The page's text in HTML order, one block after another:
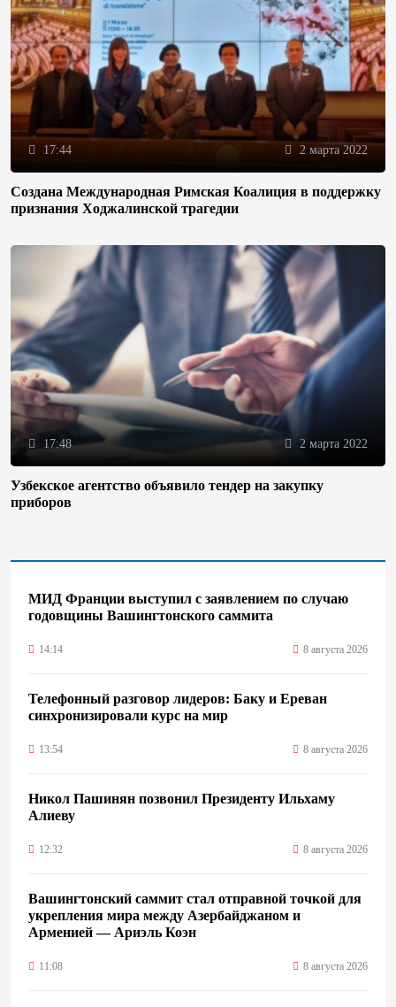
17:44 2 марта 2022
Создана Международная Римская Коалиция в поддержку
признания Ходжалинской трагедии
17:48 2 марта 2022
Узбекское агентство объявило тендер на закупку
приборов
МИД Франции выступил с заявлением по случаю
годовщины Вашингтонского саммита
14:14 8 августа 2026
Телефонный разговор лидеров: Баку и Ереван
синхронизировали курс на мир
13:54 8 августа 2026
Никол Пашинян позвонил Президенту Ильхаму
Алиеву
12:32 8 августа 2026
Вашингтонский саммит стал отправной точкой для
укрепления мира между Азербайджаном и
Арменией — Ариэль Коэн
11:08 8 августа 2026